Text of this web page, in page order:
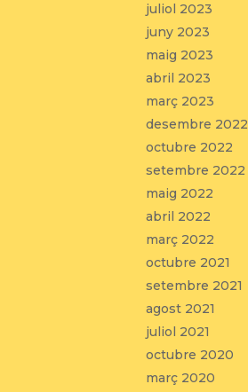
juliol 2023
juny 2023
maig 2023
abril 2023
març 2023
desembre 2022
octubre 2022
setembre 2022
maig 2022
abril 2022
març 2022
octubre 2021
setembre 2021
agost 2021
juliol 2021
octubre 2020
març 2020